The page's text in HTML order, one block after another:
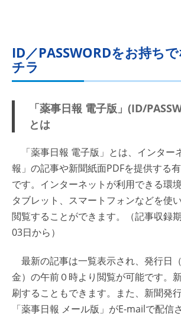
ID／PASSWORDをお持ち
チラ
「薬事日報 電子版」(ID/
とは
「薬事日報 電子版」とは、インター
報」の記事や新聞紙面PDFを提供する
です。インターネットが利用できる環
タブレット、スマートフォンなどを使
閲覧することができます。（記事収録
03日から）
最新の記事は一覧表示され、発行日
金）の午前０時より閲覧が可能です。
刷することもできます。また、新聞発
「薬事日報 メール版」がE-mailで配信